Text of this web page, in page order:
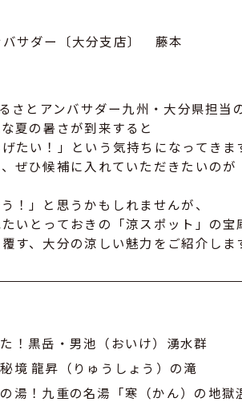
バサダー〔大分支店〕 藤本
さとアンバサダー九州・大分県担当
夏の暑さが到来すると
たい！」という気持ちになってきま
ぜひ候補に入れていただきたいの
！」と思うかもしれませんが、
いとっておきの「涼スポット」の宝
す、大分の涼しい魅力をご紹介しま
！黒岳・男池（おいけ）湧水群
境 龍昇（りゅうしょう）の滝
湯！九重の名湯「寒（かん）の地獄